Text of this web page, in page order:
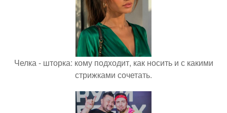
Челка - шторка: кому подходит, как носить и с какими
стрижками сочетать.